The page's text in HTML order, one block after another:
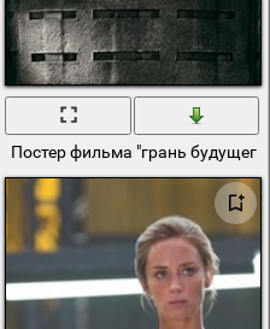
Постер фильма "грань